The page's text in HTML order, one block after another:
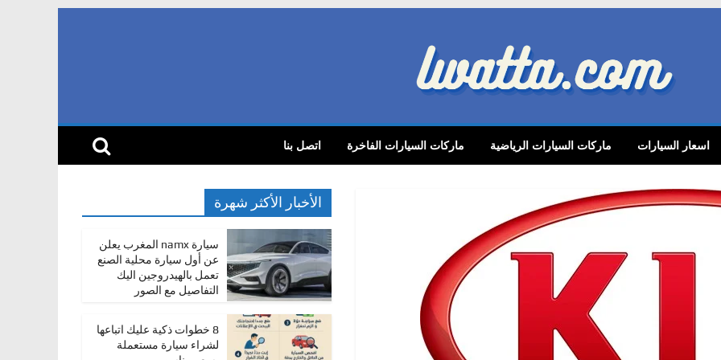
اسعار السيارات ماركات السيارات الرياضية ماركات السيارات الفاخرة اتصل بنا
الأخبار الأكثر شهرة
سيارة namx المغرب يعلن
عن أول سيارة محلية الصنع
تعمل بالهيدروجين اليك
التفاصيل مع الصور
8 خطوات ذكية عليك اتباعها
لشراء سيارة مستعملة